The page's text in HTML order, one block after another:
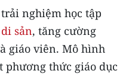
nghiệm học tập
sản, tăng cường
giáo viên. Mô hình
phương thức giáo dục